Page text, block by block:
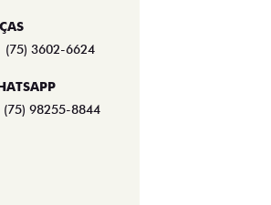
(75) 3602-6624
(75) 98255-8844